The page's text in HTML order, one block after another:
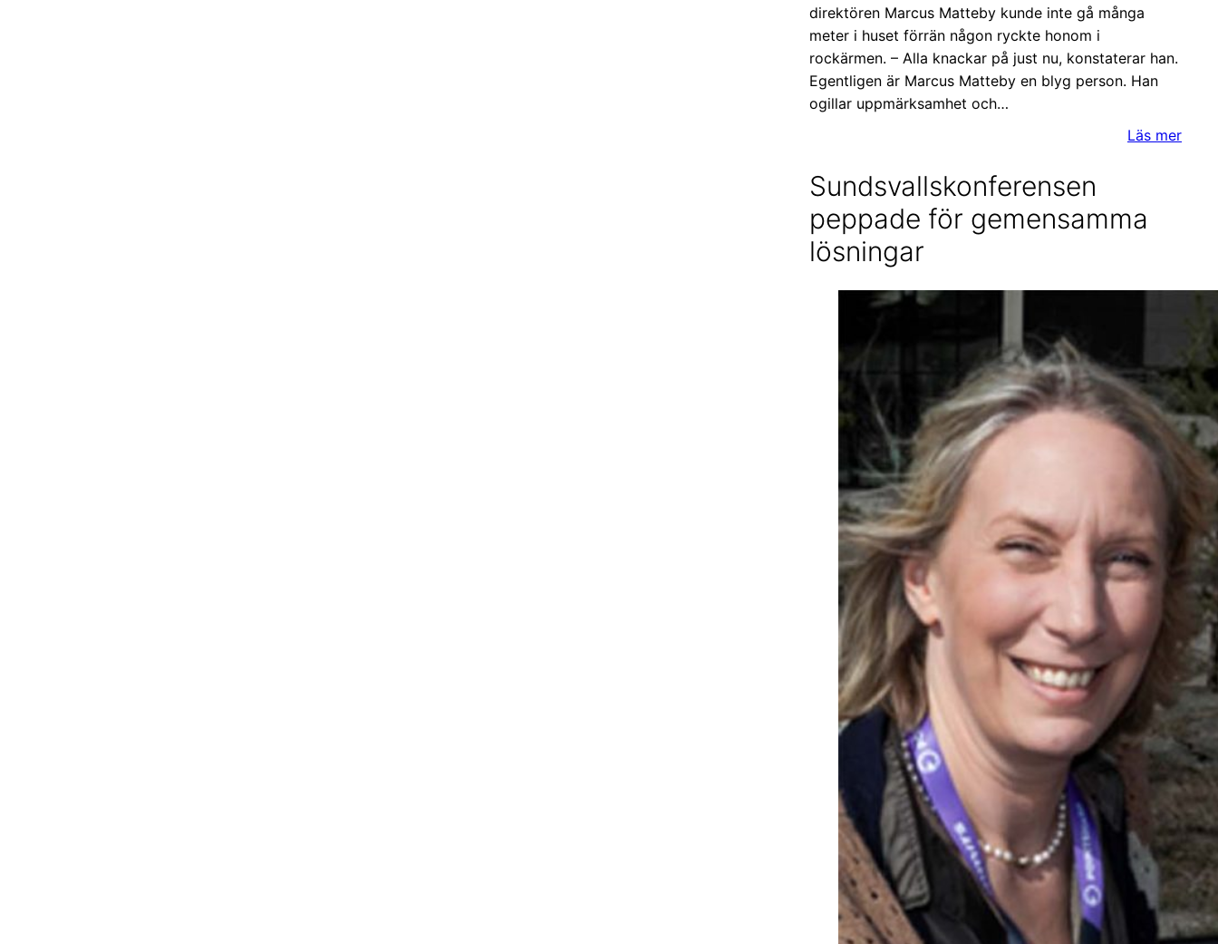
direktören Marcus Matteby kunde inte gå många
meter i huset förrän någon ryckte honom i
rockärmen. – Alla knackar på just nu, konstaterar han.
Egentligen är Marcus Matteby en blyg person. Han
ogillar uppmärksamhet och…
Läs mer
Sundsvallskonferensen
peppade för gemensamma
lösningar